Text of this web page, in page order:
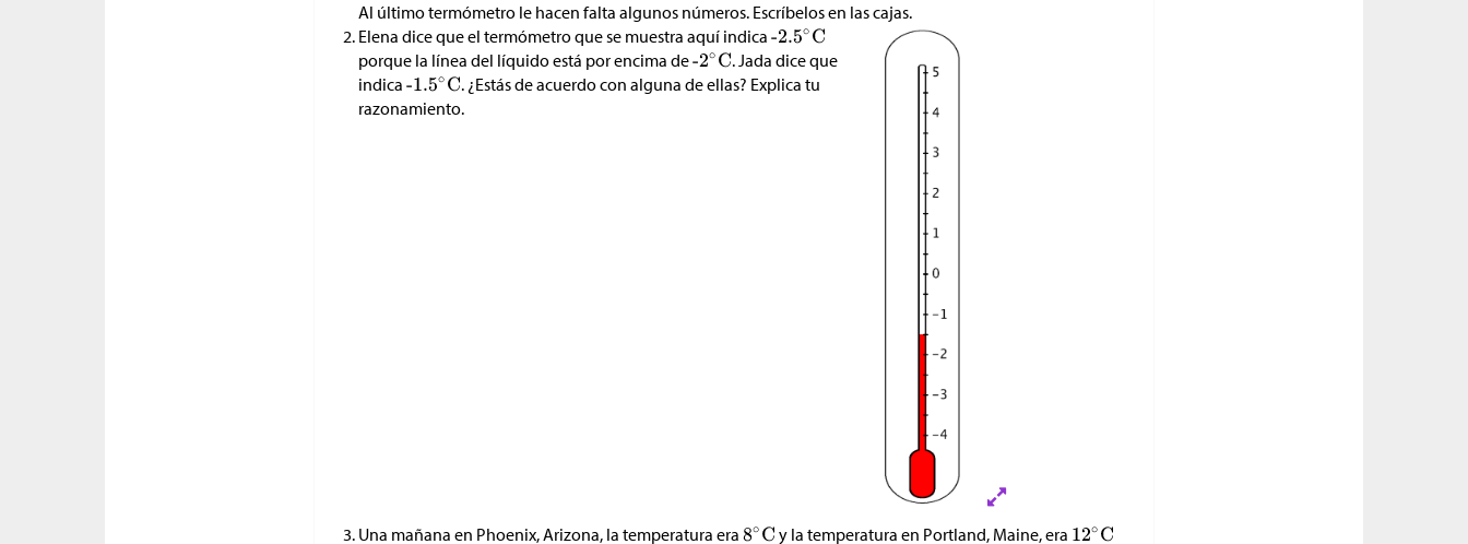
Al último termómetro le hacen falta algunos números. Escríbelos en las cajas.
Elena dice que el termómetro que se muestra aquí indica
porque la línea del líquido está por encima de
. Jada dice que
indica
. ¿Estás de acuerdo con alguna de ellas? Explica tu
razonamiento.
Una mañana en Phoenix, Arizona, la temperatura era
y la temperatura en Portland, Maine, era